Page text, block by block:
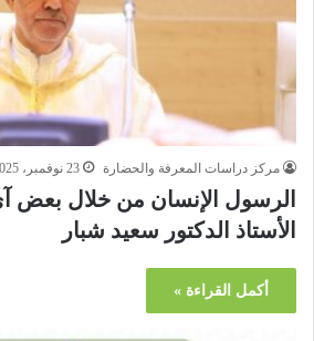
مركز دراسات المعرفة والحضارة 23 نوفمبر، 2025
الرسول الإنسان من خلال بعض
الأستاذ الدكتور سعيد شبار
أكمل القراءة »